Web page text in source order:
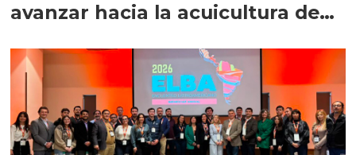
avanzar hacia la acuicultura de